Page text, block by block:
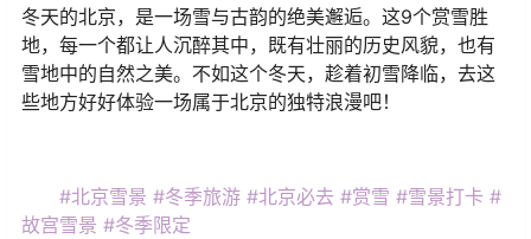
冬天的北京，是一场雪与古韵的绝美邂逅。这9个赏雪胜
地，每一个都让人沉醉其中，既有壮丽的历史风貌，也有
雪地中的自然之美。不如这个冬天，趁着初雪降临，去这
些地方好好体验一场属于北京的独特浪漫吧！
#北京雪景 #冬季旅游 #北京必去 #赏雪 #雪景打卡 #
故宫雪景 #冬季限定